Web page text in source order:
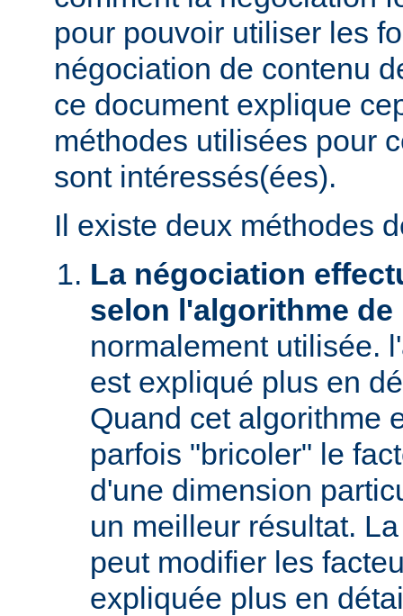
pour pouvoir utiliser les
négociation de contenu
ce document explique
méthodes utilisées pour
sont intéressés(ées).
Il existe deux méthodes
La négociation
selon l'algorithme de
normalement utilisée.
est expliqué plus en
Quand cet algorithme
parfois "bricoler" le
d'une dimension
un meilleur résultat.
peut modifier les
expliquée plus en